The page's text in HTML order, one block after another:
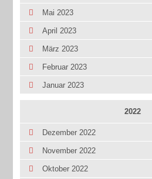
Mai 2023
April 2023
März 2023
Februar 2023
Januar 2023
2022
Dezember 2022
November 2022
Oktober 2022